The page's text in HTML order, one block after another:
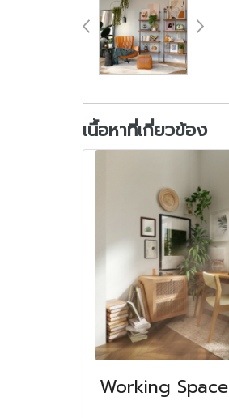
เนื้อหาที่เกี่ยวข้อง
Working Space